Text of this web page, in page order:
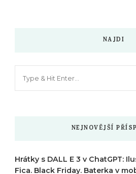
NAJDI
NEJNOVĚJŠÍ
Hrátky s DALL E 3 v ChatGPT:
Fica. Black Friday. Baterka v